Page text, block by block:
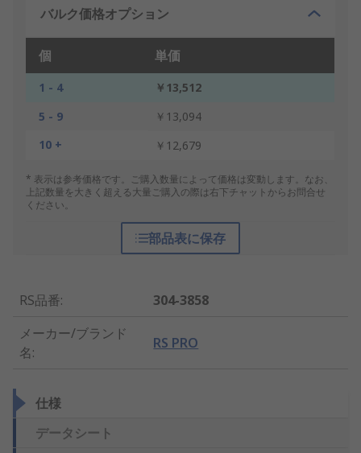
バルク価格オプション
個 単価
1 - 4
￥13,512
5 - 9
￥13,094
10 +
￥12,679
* 表示は参考価格です。ご購入数量によって価格は変動します。なお、
上記数量を大きく超える大量ご購入の際は右下チャットからお問合せ
ください。
部品表に保存
RS品番:
304-3858
メーカー/ブランド
名:
RS PRO
仕様
データシート